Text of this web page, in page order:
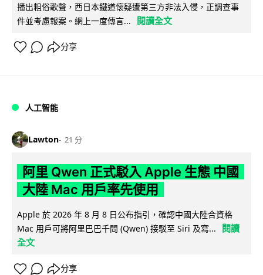
播出粗俗歌聲，西日本鐵道懷疑遭第三方非法入侵，正調查事
件並考慮報案。網上一度傳言...
閱讀全文
分享
人工智能
Lawton 21 分
阿里 Qwen 正式駁入 Apple 生態 中國
大陸 Mac 用戶率先使用
Apple 於 2026 年 8 月 8 日公布指引，確認中國大陸合資格
Mac 用戶可將阿里巴巴千問 (Qwen) 接駁至 Siri 及寫...
閱讀
全文
分享